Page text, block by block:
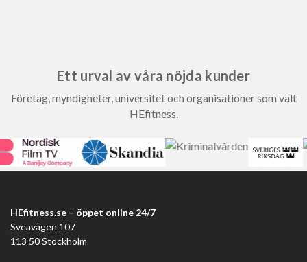
Ett urval av våra nöjda kunder
Företag, myndigheter, universitet och organisationer som valt
HEfitness.
HEfitness.se – öppet online 24/7
Sveavägen 107
113 50 Stockholm